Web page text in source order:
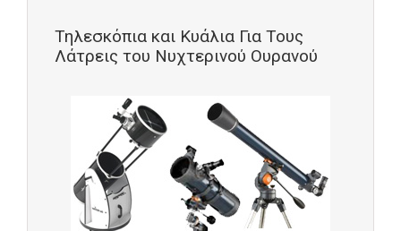
Τηλεσκόπια και Κυάλια Για Τους
Λάτρεις του Νυχτερινού Ουρανού